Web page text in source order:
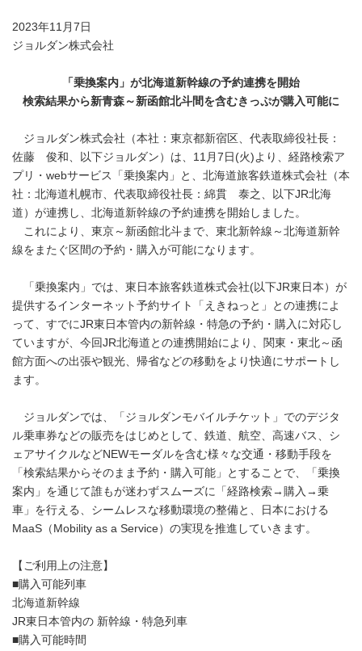
2023年11月7日
ジョルダン株式会社
「乗換案内」が北海道新幹線の予約連携を開始
検索結果から新青森～新函館北斗間を含むきっぷが購入可能に
ジョルダン株式会社（本社：東京都新宿区、代表取締役社長：
佐藤 俊和、以下ジョルダン）は、11月7日(火)より、経路検索ア
プリ・webサービス「乗換案内」と、北海道旅客鉄道株式会社（本
社：北海道札幌市、代表取締役社長：綿貫 泰之、以下JR北海
道）が連携し、北海道新幹線の予約連携を開始しました。
これにより、東京～新函館北斗まで、東北新幹線～北海道新幹
線をまたぐ区間の予約・購入が可能になります。
「乗換案内」では、東日本旅客鉄道株式会社(以下JR東日本）が
提供するインターネット予約サイト「えきねっと」との連携によ
って、すでにJR東日本管内の新幹線・特急の予約・購入に対応し
ていますが、今回JR北海道との連携開始により、関東・東北～函
館方面への出張や観光、帰省などの移動をより快適にサポートし
ます。
ジョルダンでは、「ジョルダンモバイルチケット」でのデジタ
ル乗車券などの販売をはじめとして、鉄道、航空、高速バス、シ
ェアサイクルなどNEWモーダルを含む様々な交通・移動手段を
「検索結果からそのまま予約・購入可能」とすることで、「乗換
案内」を通じて誰もが迷わずスムーズに「経路検索→購入→乗
車」を行える、シームレスな移動環境の整備と、日本における
MaaS（Mobility as a Service）の実現を推進していきます。
【ご利用上の注意】
■購入可能列車
北海道新幹線
JR東日本管内の 新幹線・特急列車
■購入可能時間